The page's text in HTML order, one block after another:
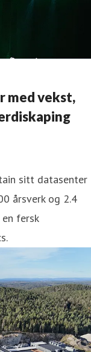
med vekst,
sitt datasenter
årsverk og 2.4
fersk